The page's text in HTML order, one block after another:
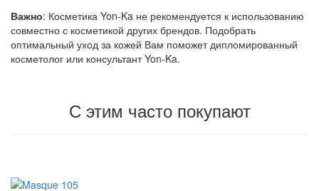
Важно: Косметика Yon-Ka не рекомендуется к использованию
совместно с косметикой других брендов. Подобрать
оптимальный уход за кожей Вам поможет дипломированный
косметолог или консультант Yon-Ka.
С этим часто покупают